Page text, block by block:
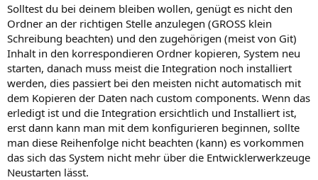
Solltest du bei deinem bleiben wollen, genügt es nicht den
Ordner an der richtigen Stelle anzulegen (GROSS klein
Schreibung beachten) und den zugehörigen (meist von Git)
Inhalt in den korrespondieren Ordner kopieren, System neu
starten, danach muss meist die Integration noch installiert
werden, dies passiert bei den meisten nicht automatisch mit
dem Kopieren der Daten nach custom components. Wenn das
erledigt ist und die Integration ersichtlich und Installiert ist,
erst dann kann man mit dem konfigurieren beginnen, sollte
man diese Reihenfolge nicht beachten (kann) es vorkommen
das sich das System nicht mehr über die Entwicklerwerkzeuge
Neustarten lässt.